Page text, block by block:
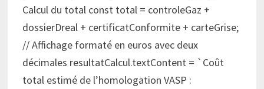
Calcul du total const total = controleGaz +
dossierDreal + certificatConformite + carteGrise;
// Affichage formaté en euros avec deux
décimales resultatCalcul.textContent = `Coût
total estimé de l’homologation VASP :